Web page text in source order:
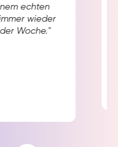
echten
wieder
Woche."